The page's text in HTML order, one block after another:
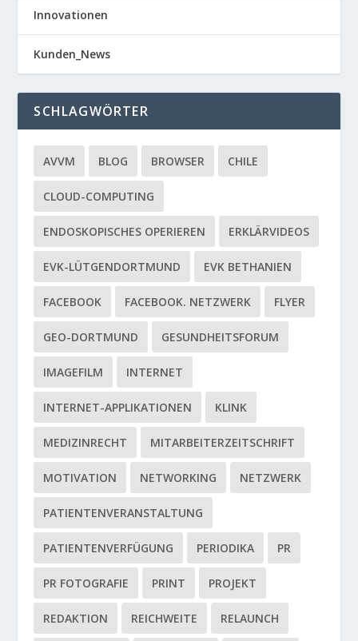
Innovationen
Kunden_News
SCHLAGWÖRTER
AVVM BLOG BROWSER CHILE
CLOUD-COMPUTING
ENDOSKOPISCHES OPERIEREN ERKLÄRVIDEOS
EVK-LÜTGENDORTMUND EVK BETHANIEN
FACEBOOK FACEBOOK. NETZWERK FLYER
GEO-DORTMUND GESUNDHEITSFORUM
IMAGEFILM INTERNET
INTERNET-APPLIKATIONEN KLINK
MEDIZINRECHT MITARBEITERZEITSCHRIFT
MOTIVATION NETWORKING NETZWERK
PATIENTENVERANSTALTUNG
PATIENTENVERFÜGUNG PERIODIKA PR
PR FOTOGRAFIE PRINT PROJEKT
REDAKTION REICHWEITE RELAUNCH